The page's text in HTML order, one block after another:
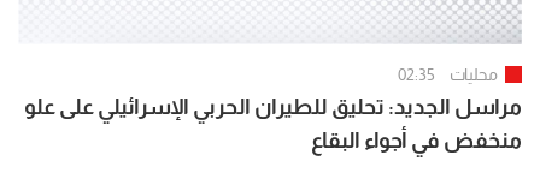
محليات 02:35
مراسل الجديد: تحليق للطيران الحربي الإسرائيلي على علو
منخفض في أجواء البقاع